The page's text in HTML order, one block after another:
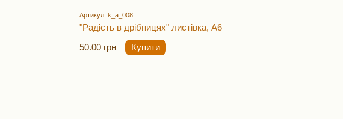
Артикул: k_a_008
"Радість в дрібницях" листівка, А6
50.00 грн
Купити